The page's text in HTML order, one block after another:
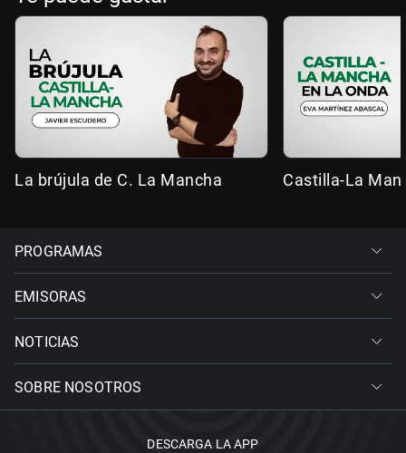
La brújula de C. La Mancha Castilla-La
PROGRAMAS
EMISORAS
NOTICIAS
SOBRE NOSOTROS
DESCARGA LA APP